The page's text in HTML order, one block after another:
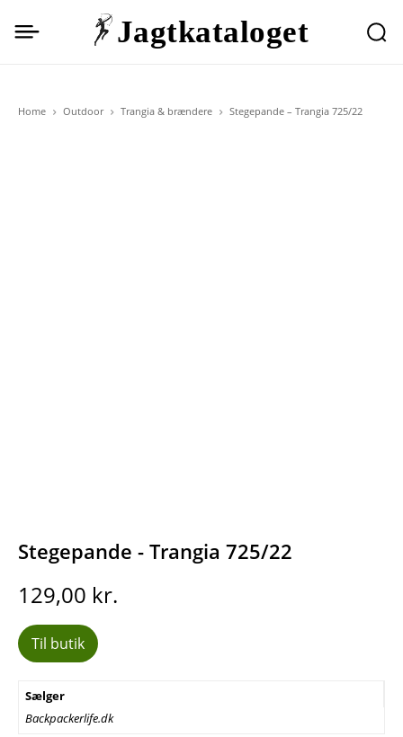
Jagtkataloget
Home Outdoor Trangia & brændere Stegepande – Trangia 725/22
Stegepande - Trangia 725/22
129,00 kr.
Til butik
Sælger
Backpackerlife.dk